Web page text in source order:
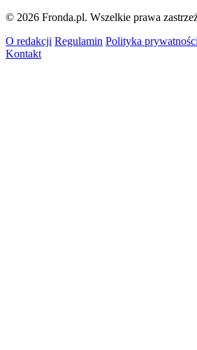
© 2026 Fronda.pl. Wszelkie prawa
O redakcji Regulamin Polityka prywatności
Kontakt